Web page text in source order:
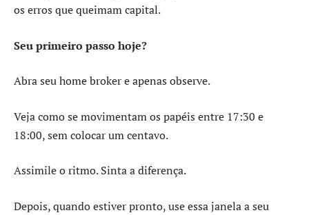
os erros que queimam capital.
Seu primeiro passo hoje?
Abra seu home broker e apenas observe.
Veja como se movimentam os papéis entre 17:30 e
18:00, sem colocar um centavo.
Assimile o ritmo. Sinta a diferença.
Depois, quando estiver pronto, use essa janela a seu